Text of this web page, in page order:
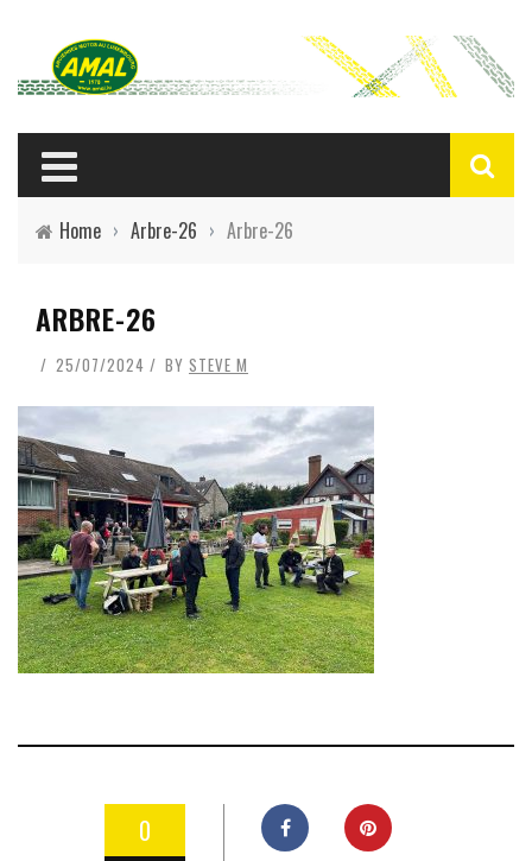
Home › Arbre-26 › Arbre-26
ARBRE-26
25/07/2024 BY STEVE M
0